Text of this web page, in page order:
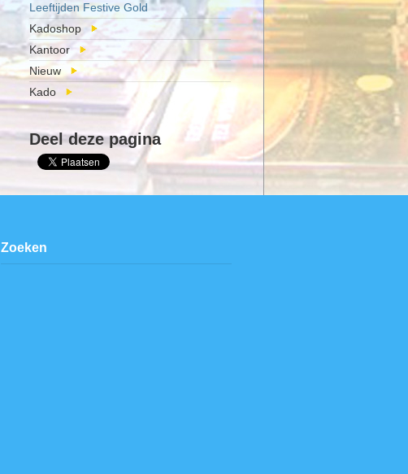
Leeftijden Festive Gold
Kadoshop
Kantoor
Nieuw
Kado
Deel deze pagina
Zoeken